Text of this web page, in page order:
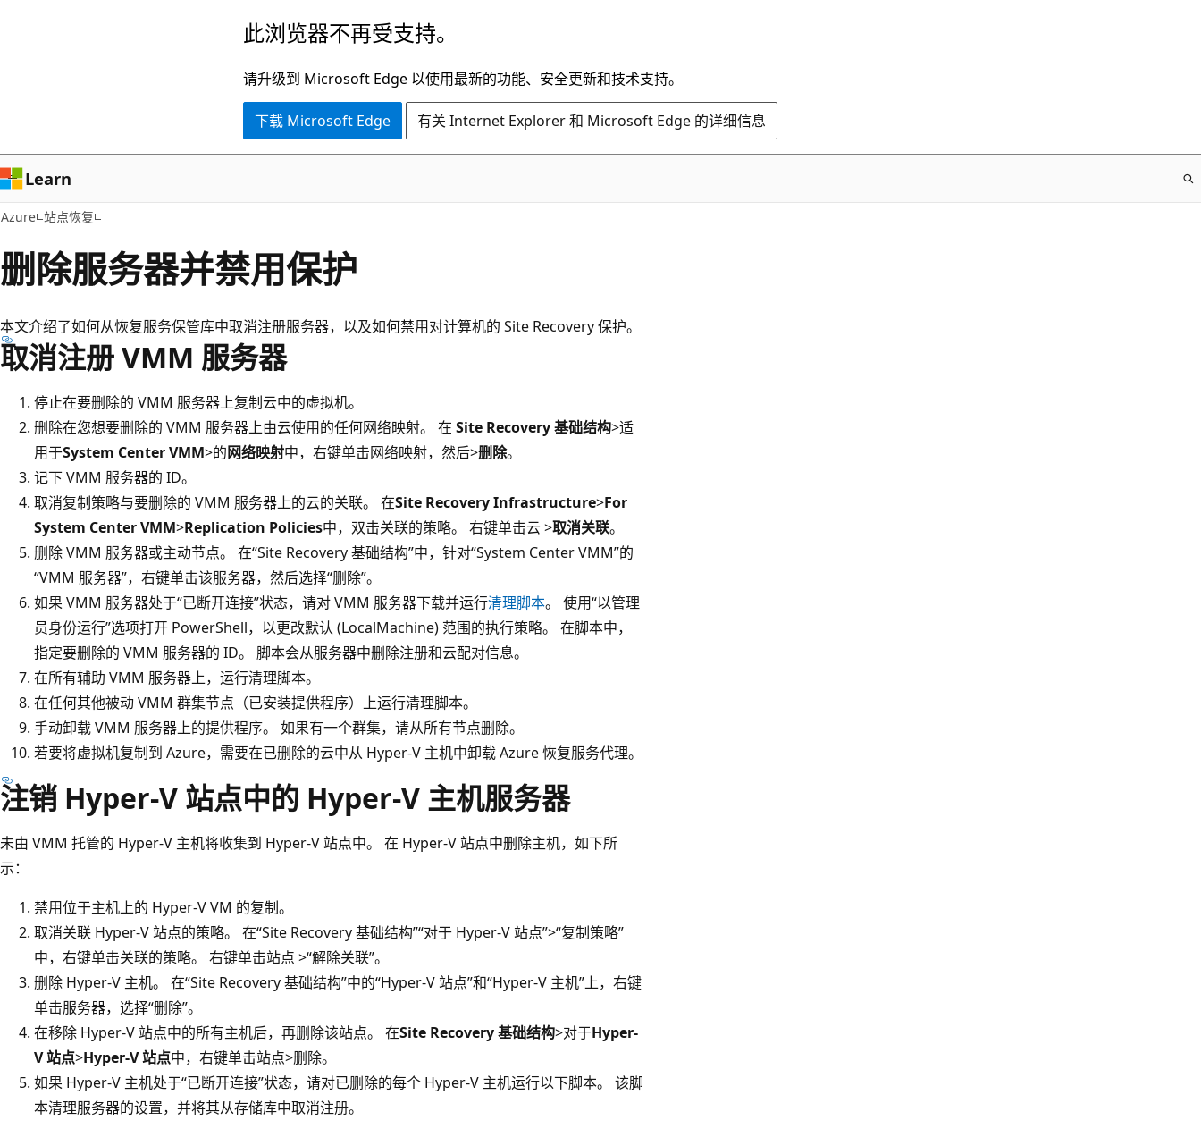
容
此浏览器不再受支持。
请升级到 Microsoft Edge 以使用最新的功能、安全更新和技术支持。
下载 Microsoft Edge 有关 Internet Explorer 和 Microsoft Edge 的详细信息
Learn
Azure 站点恢复
删除服务器并禁用保护
本文介绍了如何从恢复服务保管库中取消注册服务器，以及如何禁用对计算机的 Site Recovery 保护。
取消注册 VMM 服务器
停止在要删除的 VMM 服务器上复制云中的虚拟机。
删除在您想要删除的 VMM 服务器上由云使用的任何网络映射。 在 Site Recovery 基础结构>适
用于System Center VMM>的网络映射中，右键单击网络映射，然后>删除。
记下 VMM 服务器的 ID。
取消复制策略与要删除的 VMM 服务器上的云的关联。 在Site Recovery Infrastructure>For
System Center VMM>Replication Policies中，双击关联的策略。 右键单击云 >取消关联。
删除 VMM 服务器或主动节点。 在“Site Recovery 基础结构”中，针对“System Center VMM”的
“VMM 服务器”，右键单击该服务器，然后选择“删除”。
如果 VMM 服务器处于“已断开连接”状态，请对 VMM 服务器下载并运行清理脚本。 使用“以管理
员身份运行”选项打开 PowerShell，以更改默认 (LocalMachine) 范围的执行策略。 在脚本中，
指定要删除的 VMM 服务器的 ID。 脚本会从服务器中删除注册和云配对信息。
在所有辅助 VMM 服务器上，运行清理脚本。
在任何其他被动 VMM 群集节点（已安装提供程序）上运行清理脚本。
手动卸载 VMM 服务器上的提供程序。 如果有一个群集，请从所有节点删除。
若要将虚拟机复制到 Azure，需要在已删除的云中从 Hyper-V 主机中卸载 Azure 恢复服务代理。
注销 Hyper-V 站点中的 Hyper-V 主机服务器
未由 VMM 托管的 Hyper-V 主机将收集到 Hyper-V 站点中。 在 Hyper-V 站点中删除主机，如下所
示：
禁用位于主机上的 Hyper-V VM 的复制。
取消关联 Hyper-V 站点的策略。 在“Site Recovery 基础结构”“对于 Hyper-V 站点”>“复制策略”
中，右键单击关联的策略。 右键单击站点 >“解除关联”。
删除 Hyper-V 主机。 在“Site Recovery 基础结构”中的“Hyper-V 站点”和“Hyper-V 主机”上，右键
单击服务器，选择“删除”。
在移除 Hyper-V 站点中的所有主机后，再删除该站点。 在Site Recovery 基础结构>对于Hyper-
V 站点>Hyper-V 站点中，右键单击站点>删除。
如果 Hyper-V 主机处于“已断开连接”状态，请对已删除的每个 Hyper-V 主机运行以下脚本。 该脚
本清理服务器的设置，并将其从存储库中取消注册。